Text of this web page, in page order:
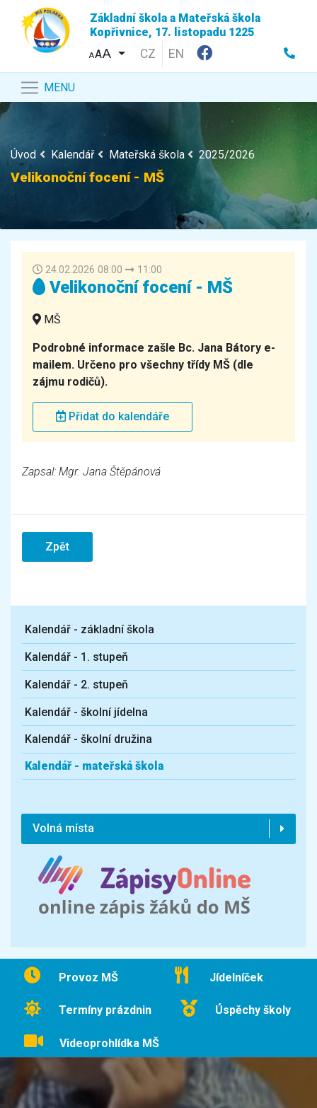
Základní škola a Mateřská škola
Kopřivnice, 17. listopadu 1225
AA CZ EN
MENU
Úvod Kalendář Mateřská škola 2025/2026
Velikonoční focení - MŠ
Kalendář - základní škola
Kalendář - 1. stupeň
Kalendář - 2. stupeň
Kalendář - školní jídelna
Kalendář - školní družina
Kalendář - mateřská škola
Volná místa
24.02.2026 08:00 11:00
Velikonoční focení - MŠ
MŠ
Podrobné informace zašle Bc. Jana Bátory e-
mailem. Určeno pro všechny třídy MŠ (dle
zájmu rodičů).
Přidat do kalendáře
Zapsal: Mgr. Jana Štěpánová
Zpět
Provoz MŠ Jídelníček
Termíny prázdnin Úspěchy školy
Videoprohlídka MŠ